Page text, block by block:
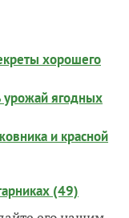
хорошего
урожай ягодных
и красной
(49)